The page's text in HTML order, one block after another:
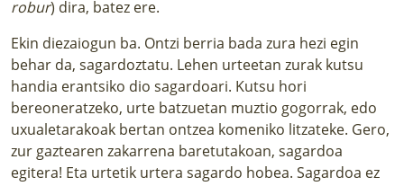
robur) dira, batez ere.
Ekin diezaiogun ba. Ontzi berria bada zura hezi egin
behar da, sagardoztatu. Lehen urteetan zurak kutsu
handia erantsiko dio sagardoari. Kutsu hori
bereoneratzeko, urte batzuetan muztio gogorrak, edo
uxualetarakoak bertan ontzea komeniko litzateke. Gero,
zur gaztearen zakarrena baretutakoan, sagardoa
egitera! Eta urtetik urtera sagardo hobea. Sagardoa ez